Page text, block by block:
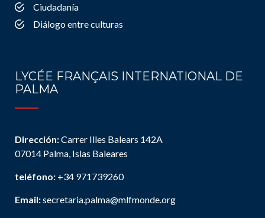
Ciudadanía
Diálogo entre culturas
LYCÉE FRANÇAIS INTERNATIONAL DE
PALMA
Dirección:Carrer Illes Balears 142A
07014 Palma, Islas Baleares
teléfono: +34 971739260
Email:secretaria.palma@mlfmonde.org